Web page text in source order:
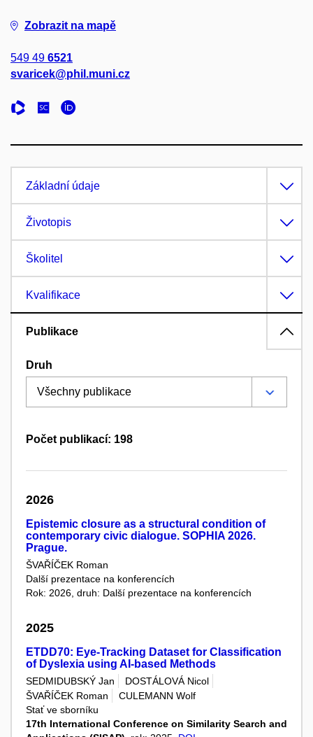
Zobrazit na mapě
549 49 6521
svaricek@phil.muni.cz
Základní údaje
Životopis
Školitel
Kvalifikace
Publikace
Druh
Počet publikací: 198
2026
Epistemic closure as a structural condition of
contemporary civic dialogue. SOPHIA 2026.
Prague.
ŠVAŘÍČEK Roman
Další prezentace na konferencích
Rok: 2026, druh: Další prezentace na konferencích
2025
ETDD70: Eye-Tracking Dataset for Classification
of Dyslexia using AI-based Methods
SEDMIDUBSKÝ Jan
DOSTÁLOVÁ Nicol
ŠVAŘÍČEK Roman
CULEMANN Wolf
Stať ve sborníku
17th International Conference on Similarity Search and